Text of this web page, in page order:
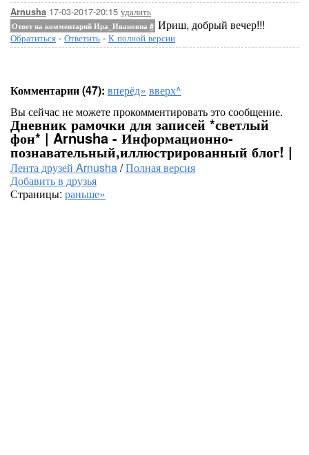
Arnusha 17-03-2017-20:15 удалить
Ответ на комментарий Ира_Ивановна # Ириш, добрый вечер!!!
Обратиться - Ответить - К полной версии
Комментарии (47): вперёд» вверх^
Вы сейчас не можете прокомментировать это сообщение.
Дневник рамочки для записей *светлый
фон* | Arnusha - Информационно-
познавательный,иллюстрированный блог! |
Лента друзей Arnusha/Полная версия
Добавить в друзья
Страницы: раньше»